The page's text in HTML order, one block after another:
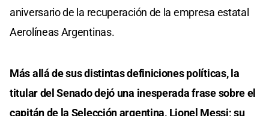
aniversario de la recuperación de la empresa estatal
Aerolíneas Argentinas.
Más allá de sus distintas definiciones políticas, la
titular del Senado dejó una inesperada frase sobre el
capitán de la Selección argentina, Lionel Messi; su